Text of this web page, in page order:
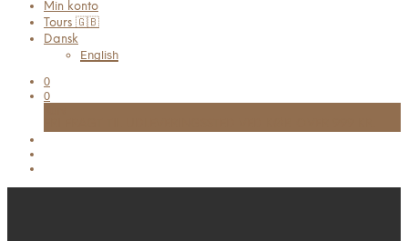
Min konto
Tours 🇬🇧
Dansk
English
0
0